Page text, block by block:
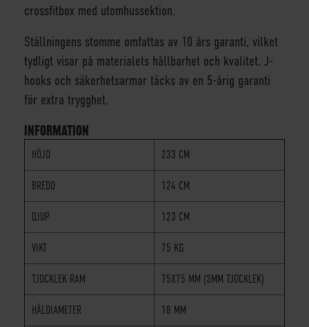
crossfitbox med utomhussektion.
Ställningens stomme omfattas av 10 års garanti, vilket
tydligt visar på materialets hållbarhet och kvalitet. J-
hooks och säkerhetsarmar täcks av en 5-årig garanti
för extra trygghet.
INFORMATION
HÖJD 233 CM
BREDD 124 CM
DJUP 123 CM
VIKT 75 KG
TJOCKLEK RAM 75X75 MM (3MM TJOCKLEK)
HÅLDIAMETER 18 MM